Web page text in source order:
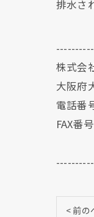
排水さ
株式会
大阪府
電話番
FAX番
< 前の